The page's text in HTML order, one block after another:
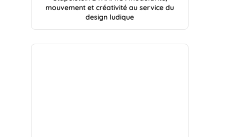
mouvement et créativité au service du
design ludique